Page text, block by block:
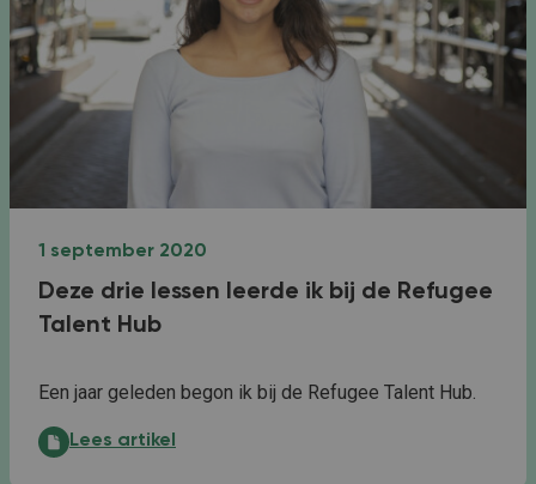
1 september 2020
Deze drie lessen leerde ik bij de Refugee
Talent Hub
Een jaar geleden begon ik bij de Refugee Talent Hub.
Deze drie lessen leerde ik bij de Refugee Talent Hub:
Lees artikel